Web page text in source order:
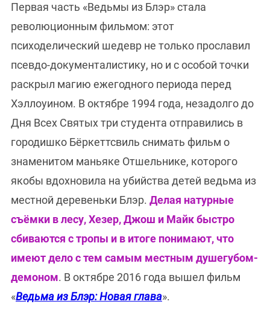
Первая часть «Ведьмы из Блэр» стала
революционным фильмом: этот
психоделический шедевр не только прославил
псевдо-документалистику, но и с особой точки
раскрыл магию ежегодного периода перед
Хэллоуином. В октябре 1994 года, незадолго до
Дня Всех Святых три студента отправились в
городишко Бёркеттсвиль снимать фильм о
знаменитом маньяке Отшельнике, которого
якобы вдохновила на убийства детей ведьма из
местной деревеньки Блэр. Делая натурные
съёмки в лесу, Хезер, Джош и Майк быстро
сбиваются с тропы и в итоге понимают, что
имеют дело с тем самым местным душегубом-
демоном. В октябре 2016 года вышел фильм
«Ведьма из Блэр: Новая глава».